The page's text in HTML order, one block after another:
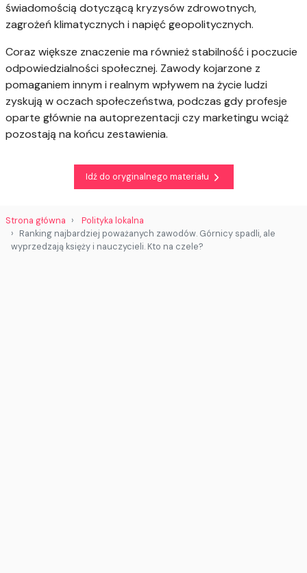
świadomością dotyczącą kryzysów zdrowotnych,
zagrożeń klimatycznych i napięć geopolitycznych.
Coraz większe znaczenie ma również stabilność i poczucie
odpowiedzialności społecznej. Zawody kojarzone z
pomaganiem innym i realnym wpływem na życie ludzi
zyskują w oczach społeczeństwa, podczas gdy profesje
oparte głównie na autoprezentacji czy marketingu wciąż
pozostają na końcu zestawienia.
Idź do oryginalnego materiału
Strona główna
Polityka lokalna
Ranking najbardziej poważanych zawodów. Górnicy spadli, ale
wyprzedzają księży i nauczycieli. Kto na czele?